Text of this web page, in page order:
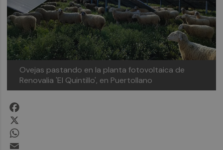
Ovejas pastando en la planta fotovoltaica de
Renovalia 'El Quintillo', en Puertollano